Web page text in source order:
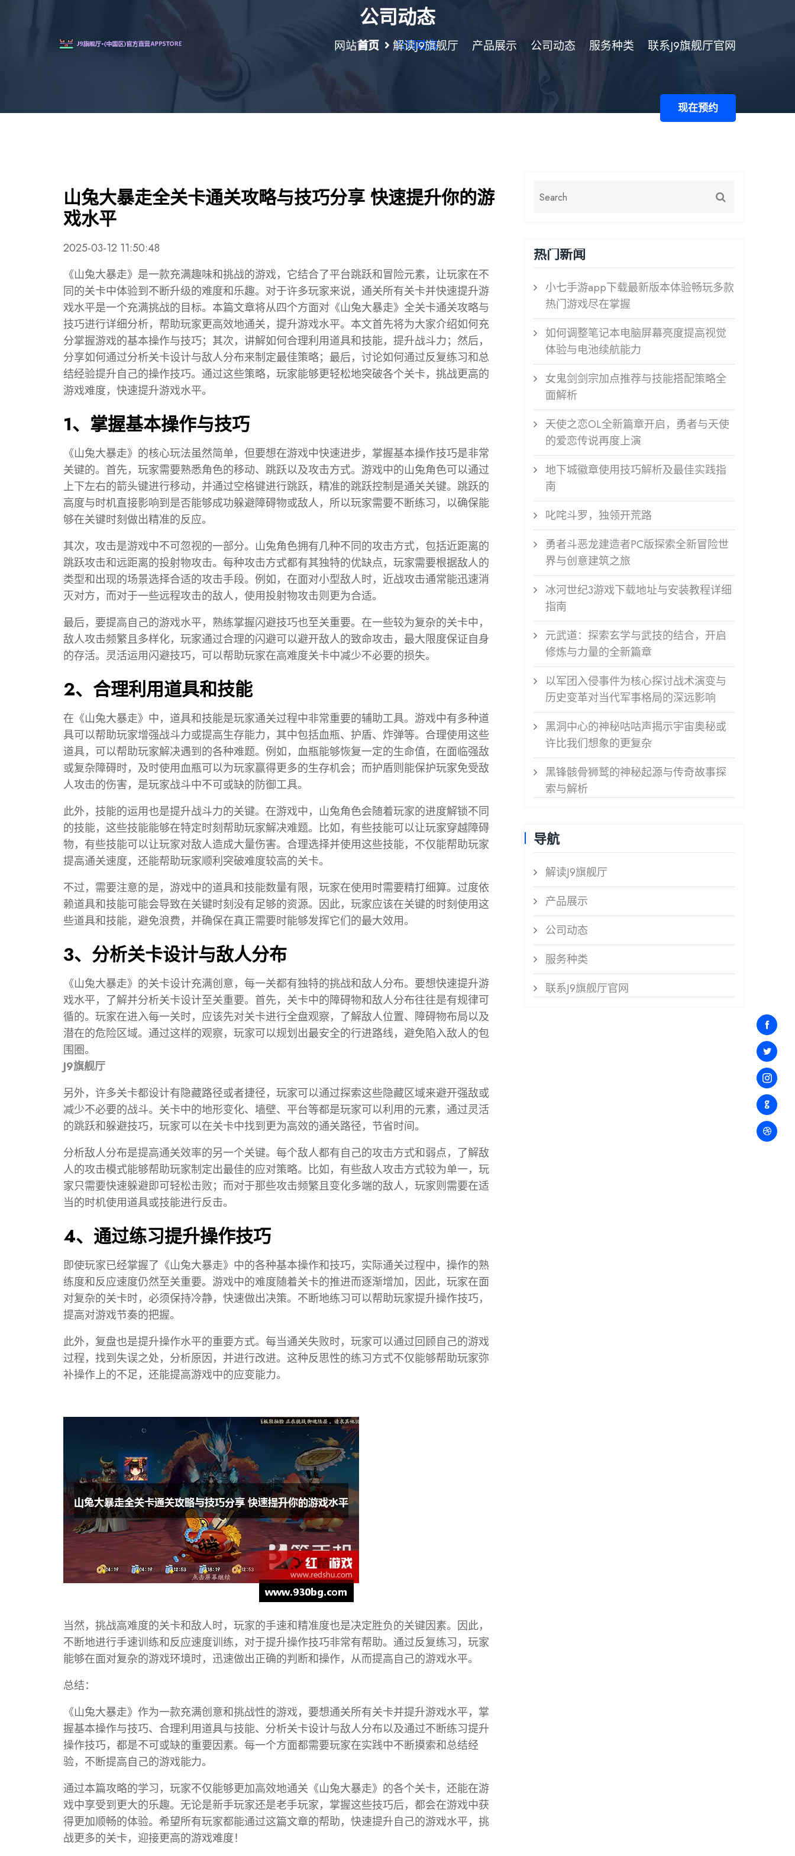
网站首页 解读J9旗舰厅 产品展示 公司动态 服务种类 联系J9旗舰厅官网
现在预约
公司动态
首页 公司动态
山兔大暴走全关卡通关攻略与技巧分享 快速提升你的游
戏水平
2025-03-12 11:50:48
《山兔大暴走》是一款充满趣味和挑战的游戏，它结合了平台跳跃和冒险元素，让玩家在不
同的关卡中体验到不断升级的难度和乐趣。对于许多玩家来说，通关所有关卡并快速提升游
戏水平是一个充满挑战的目标。本篇文章将从四个方面对《山兔大暴走》全关卡通关攻略与
技巧进行详细分析，帮助玩家更高效地通关，提升游戏水平。本文首先将为大家介绍如何充
分掌握游戏的基本操作与技巧；其次，讲解如何合理利用道具和技能，提升战斗力；然后，
分享如何通过分析关卡设计与敌人分布来制定最佳策略；最后，讨论如何通过反复练习和总
结经验提升自己的操作技巧。通过这些策略，玩家能够更轻松地突破各个关卡，挑战更高的
游戏难度，快速提升游戏水平。
1、掌握基本操作与技巧
《山兔大暴走》的核心玩法虽然简单，但要想在游戏中快速进步，掌握基本操作技巧是非常
关键的。首先，玩家需要熟悉角色的移动、跳跃以及攻击方式。游戏中的山兔角色可以通过
上下左右的箭头键进行移动，并通过空格键进行跳跃，精准的跳跃控制是通关关键。跳跃的
高度与时机直接影响到是否能够成功躲避障碍物或敌人，所以玩家需要不断练习，以确保能
够在关键时刻做出精准的反应。
其次，攻击是游戏中不可忽视的一部分。山兔角色拥有几种不同的攻击方式，包括近距离的
跳跃攻击和远距离的投射物攻击。每种攻击方式都有其独特的优缺点，玩家需要根据敌人的
类型和出现的场景选择合适的攻击手段。例如，在面对小型敌人时，近战攻击通常能迅速消
灭对方，而对于一些远程攻击的敌人，使用投射物攻击则更为合适。
最后，要提高自己的游戏水平，熟练掌握闪避技巧也至关重要。在一些较为复杂的关卡中，
敌人攻击频繁且多样化，玩家通过合理的闪避可以避开敌人的致命攻击，最大限度保证自身
的存活。灵活运用闪避技巧，可以帮助玩家在高难度关卡中减少不必要的损失。
2、合理利用道具和技能
在《山兔大暴走》中，道具和技能是玩家通关过程中非常重要的辅助工具。游戏中有多种道
具可以帮助玩家增强战斗力或提高生存能力，其中包括血瓶、护盾、炸弹等。合理使用这些
道具，可以帮助玩家解决遇到的各种难题。例如，血瓶能够恢复一定的生命值，在面临强敌
或复杂障碍时，及时使用血瓶可以为玩家赢得更多的生存机会；而护盾则能保护玩家免受敌
人攻击的伤害，是玩家战斗中不可或缺的防御工具。
此外，技能的运用也是提升战斗力的关键。在游戏中，山兔角色会随着玩家的进度解锁不同
的技能，这些技能能够在特定时刻帮助玩家解决难题。比如，有些技能可以让玩家穿越障碍
物，有些技能可以让玩家对敌人造成大量伤害。合理选择并使用这些技能，不仅能帮助玩家
提高通关速度，还能帮助玩家顺利突破难度较高的关卡。
不过，需要注意的是，游戏中的道具和技能数量有限，玩家在使用时需要精打细算。过度依
赖道具和技能可能会导致在关键时刻没有足够的资源。因此，玩家应该在关键的时刻使用这
些道具和技能，避免浪费，并确保在真正需要时能够发挥它们的最大效用。
3、分析关卡设计与敌人分布
《山兔大暴走》的关卡设计充满创意，每一关都有独特的挑战和敌人分布。要想快速提升游
戏水平，了解并分析关卡设计至关重要。首先，关卡中的障碍物和敌人分布往往是有规律可
循的。玩家在进入每一关时，应该先对关卡进行全盘观察，了解敌人位置、障碍物布局以及
潜在的危险区域。通过这样的观察，玩家可以规划出最安全的行进路线，避免陷入敌人的包
围圈。
J9旗舰厅
另外，许多关卡都设计有隐藏路径或者捷径，玩家可以通过探索这些隐藏区域来避开强敌或
减少不必要的战斗。关卡中的地形变化、墙壁、平台等都是玩家可以利用的元素，通过灵活
的跳跃和躲避技巧，玩家可以在关卡中找到更为高效的通关路径，节省时间。
分析敌人分布是提高通关效率的另一个关键。每个敌人都有自己的攻击方式和弱点，了解敌
人的攻击模式能够帮助玩家制定出最佳的应对策略。比如，有些敌人攻击方式较为单一，玩
家只需要快速躲避即可轻松击败；而对于那些攻击频繁且变化多端的敌人，玩家则需要在适
当的时机使用道具或技能进行反击。
4、通过练习提升操作技巧
即使玩家已经掌握了《山兔大暴走》中的各种基本操作和技巧，实际通关过程中，操作的熟
练度和反应速度仍然至关重要。游戏中的难度随着关卡的推进而逐渐增加，因此，玩家在面
对复杂的关卡时，必须保持冷静，快速做出决策。不断地练习可以帮助玩家提升操作技巧，
提高对游戏节奏的把握。
此外，复盘也是提升操作水平的重要方式。每当通关失败时，玩家可以通过回顾自己的游戏
过程，找到失误之处，分析原因，并进行改进。这种反思性的练习方式不仅能够帮助玩家弥
补操作上的不足，还能提高游戏中的应变能力。
当然，挑战高难度的关卡和敌人时，玩家的手速和精准度也是决定胜负的关键因素。因此，
不断地进行手速训练和反应速度训练，对于提升操作技巧非常有帮助。通过反复练习，玩家
能够在面对复杂的游戏环境时，迅速做出正确的判断和操作，从而提高自己的游戏水平。
总结：
《山兔大暴走》作为一款充满创意和挑战性的游戏，要想通关所有关卡并提升游戏水平，掌
握基本操作与技巧、合理利用道具与技能、分析关卡设计与敌人分布以及通过不断练习提升
操作技巧，都是不可或缺的重要因素。每一个方面都需要玩家在实践中不断摸索和总结经
验，不断提高自己的游戏能力。
通过本篇攻略的学习，玩家不仅能够更加高效地通关《山兔大暴走》的各个关卡，还能在游
戏中享受到更大的乐趣。无论是新手玩家还是老手玩家，掌握这些技巧后，都会在游戏中获
得更加顺畅的体验。希望所有玩家都能通过这篇文章的帮助，快速提升自己的游戏水平，挑
战更多的关卡，迎接更高的游戏难度！
热门新闻
小七手游app下载最新版本体验畅玩多款
热门游戏尽在掌握
如何调整笔记本电脑屏幕亮度提高视觉
体验与电池续航能力
女鬼剑剑宗加点推荐与技能搭配策略全
面解析
天使之恋OL全新篇章开启，勇者与天使
的爱恋传说再度上演
地下城徽章使用技巧解析及最佳实践指
南
叱咤斗罗，独领开荒路
勇者斗恶龙建造者PC版探索全新冒险世
界与创意建筑之旅
冰河世纪3游戏下载地址与安装教程详细
指南
元武道：探索玄学与武技的结合，开启
修炼与力量的全新篇章
以军团入侵事件为核心探讨战术演变与
历史变革对当代军事格局的深远影响
黑洞中心的神秘咕咕声揭示宇宙奥秘或
许比我们想象的更复杂
黑锋骸骨狮鹫的神秘起源与传奇故事探
索与解析
导航
解读J9旗舰厅
产品展示
公司动态
服务种类
联系J9旗舰厅官网